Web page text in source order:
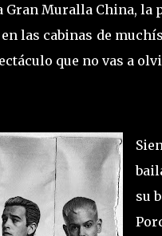
Muralla China, la
las cabinas de
que no vas a
su